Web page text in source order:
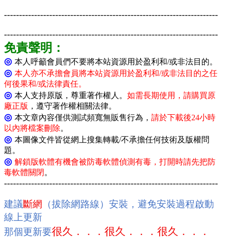
-----------------------------------------------------------------------
-----------------------------------------------------------------------
免責聲明：
◎ 本人 呼籲會員們不要將本站資源用於盈利和/或非法目的。
◎ 本人亦不承擔會員將本站資源用於盈利和/或非法目的之任
何後果和/或法律責任。
◎ 本人支持原版，尊重著作權人。 如需長期使用，請購買原
廠正版 ，遵守著作權相關法律。
◎ 本文章內容僅供測試頻寬無販售行為， 請於下載後24小時
以內將檔案刪除。
◎ 本圖像文件皆從網上搜集轉載/不承擔任何技術及版權問
題。
◎ 解鎖版軟體有機會被防毒軟體偵測有毒，打開時請先把防
毒軟體關閉 。
-----------------------------------------------------------------------
建議斷網 （拔除網路線）安裝，避免安裝過程啟動
線上更新
那個更新要很久．．．很久．．．很久．．．